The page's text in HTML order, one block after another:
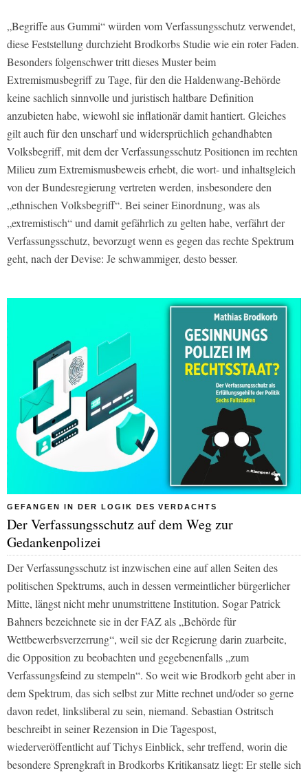
„Begriffe aus Gummi“ würden vom Verfassungsschutz verwendet,
diese Feststellung durchzieht Brodkorbs Studie wie ein roter Faden.
Besonders folgenschwer tritt dieses Muster beim
Extremismusbegriff zu Tage, für den die Haldenwang-Behörde
keine sachlich sinnvolle und juristisch haltbare Definition
anzubieten habe, wiewohl sie inflationär damit hantiert. Gleiches
gilt auch für den unscharf und widersprüchlich gehandhabten
Volksbegriff, mit dem der Verfassungsschutz Positionen im rechten
Milieu zum Extremismusbeweis erhebt, die wort- und inhaltsgleich
von der Bundesregierung vertreten werden, insbesondere den
„ethnischen Volksbegriff“. Bei seiner Einordnung, was als
„extremistisch“ und damit gefährlich zu gelten habe, verfährt der
Verfassungsschutz, bevorzugt wenn es gegen das rechte Spektrum
geht, nach der Devise: Je schwammiger, desto besser.
GEFANGEN IN DER LOGIK DES VERDACHTS
Der Verfassungsschutz auf dem Weg zur
Gedankenpolizei
Der Verfassungsschutz ist inzwischen eine auf allen Seiten des
politischen Spektrums, auch in dessen vermeintlicher bürgerlicher
Mitte, längst nicht mehr unumstrittene Institution. Sogar Patrick
Bahners bezeichnete sie in derFAZals „Behörde für
Wettbewerbsverzerrung“, weil sie der Regierung darin zuarbeite,
die Opposition zu beobachten und gegebenenfalls „zum
Verfassungsfeind zu stempeln“. So weit wie Brodkorb geht aber in
dem Spektrum, das sich selbst zur Mitte rechnet und/oder so gerne
davon redet, linksliberal zu sein, niemand. Sebastian Ostritsch
beschreibt in seiner Rezension inDie Tagespost,
wiederveröffentlicht aufTichys Einblick, sehr treffend, worin die
besondere Sprengkraft in Brodkorbs Kritikansatz liegt: Er stelle sich